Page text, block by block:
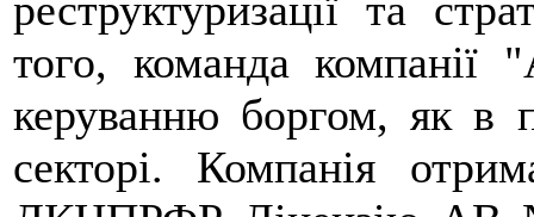
того, команда
керуванню боргом, як в
секторі. Компанія